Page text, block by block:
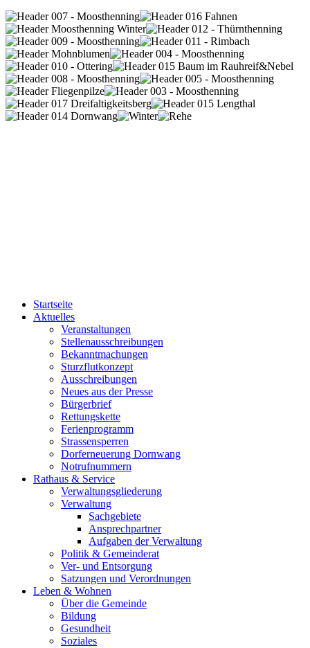
Startseite
Aktuelles
Veranstaltungen
Stellenausschreibungen
Bekanntmachungen
Sturzflutkonzept
Ausschreibungen
Neues aus der Presse
Bürgerbrief
Rettungskette
Ferienprogramm
Strassensperren
Dorferneuerung Dornwang
Notrufnummern
Rathaus & Service
Verwaltungsgliederung
Verwaltung
Sachgebiete
Ansprechpartner
Aufgaben der Verwaltung
Politik & Gemeinderat
Ver- und Entsorgung
Satzungen und Verordnungen
Leben & Wohnen
Über die Gemeinde
Bildung
Gesundheit
Soziales